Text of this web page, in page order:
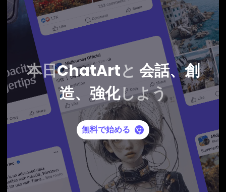
本日ChatArtと 会話、創
造、強化しよう
無料で始める